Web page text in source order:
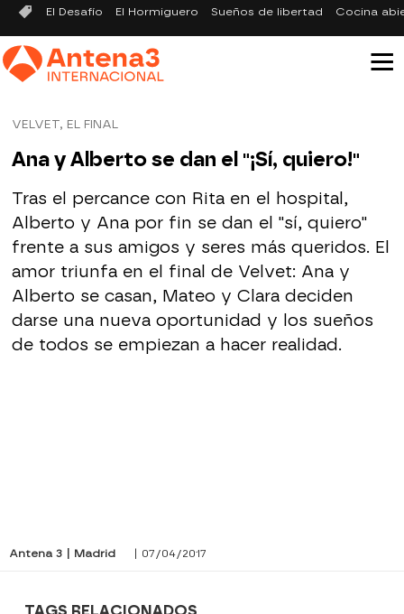
El Desafío El Hormiguero Sueños de libertad Cocina
VELVET, EL FINAL
Ana y Alberto se dan el "¡Sí, quiero!"
Tras el percance con Rita en el hospital,
Alberto y Ana por fin se dan el "sí, quiero"
frente a sus amigos y seres más queridos. El
amor triunfa en el final de Velvet: Ana y
Alberto se casan, Mateo y Clara deciden
darse una nueva oportunidad y los sueños
de todos se empiezan a hacer realidad.
Antena 3 | Madrid | 07/04/2017